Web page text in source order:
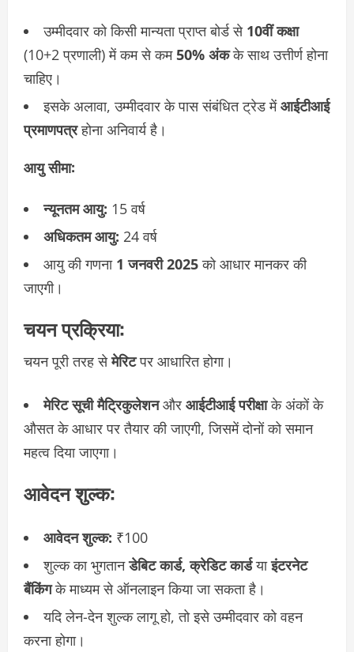
उम्मीदवार को किसी मान्यता प्राप्त बोर्ड से 10वीं कक्षा
(10+2 प्रणाली) में कम से कम50% अंकके साथ उत्तीर्ण होना
चाहिए।
इसके अलावा, उम्मीदवार के पास संबंधित ट्रेड मेंआईटीआई
प्रमाणपत्रहोना अनिवार्य है।
आयु सीमा:
न्यूनतम आयु: 15 वर्ष
अधिकतम आयु: 24 वर्ष
आयु की गणना 1 जनवरी 2025को आधार मानकर की
जाएगी।
चयन प्रक्रिया:
चयन पूरी तरह सेमेरिटपर आधारित होगा।
मेरिट सूची मैट्रिकुलेशनऔर आईटीआई परीक्षाके अंकों के
औसत के आधार पर तैयार की जाएगी, जिसमें दोनों को समान
महत्व दिया जाएगा।
आवेदन शुल्क:
आवेदन शुल्क: ₹100
शुल्क का भुगतानडेबिट कार्ड, क्रेडिट कार्डयाइंटरनेट
बैंकिंगके माध्यम से ऑनलाइन किया जा सकता है।
यदि लेन-देन शुल्क लागू हो, तो इसे उम्मीदवार को वहन
करना होगा।